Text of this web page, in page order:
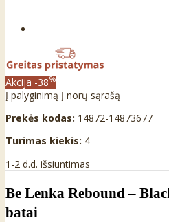
Akcija -38%
Į palyginimą Į norų sąrašą
Prekės kodas: 14872-14873677
Turimas kiekis: 4
1-2 d.d. išsiuntimas
Be Lenka Rebound –
batai